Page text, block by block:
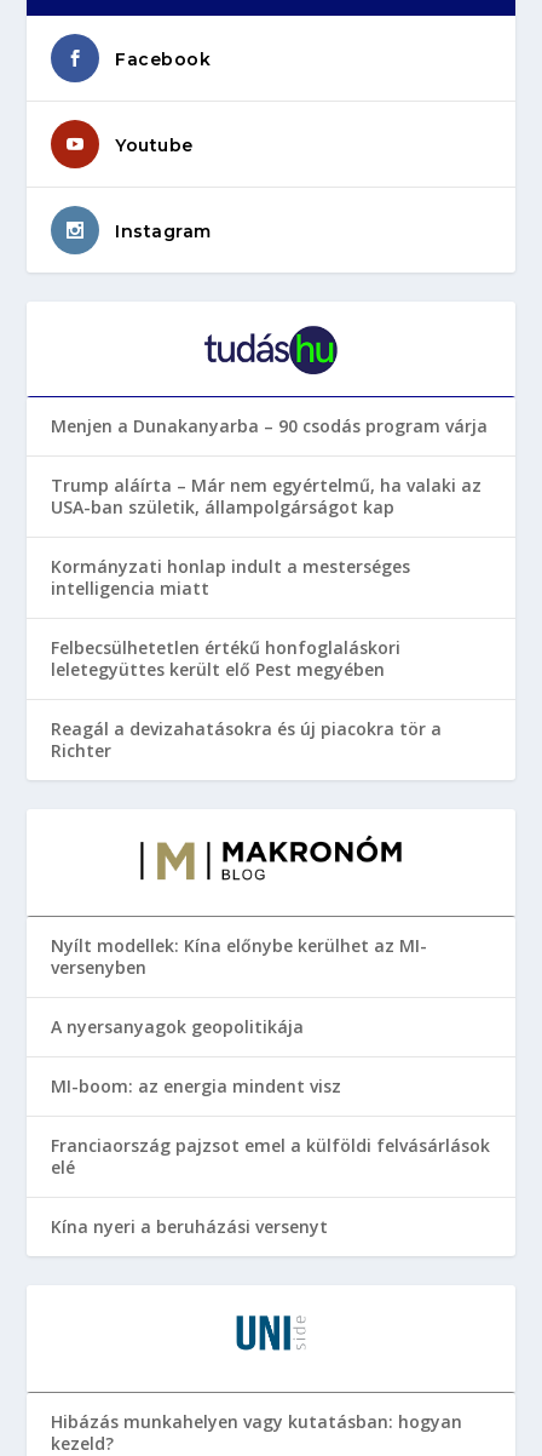
Facebook
Youtube
Instagram
Menjen a Dunakanyarba – 90 csodás program várja
Trump aláírta – Már nem egyértelmű, ha valaki az
USA-ban születik, állampolgárságot kap
Kormányzati honlap indult a mesterséges
intelligencia miatt
Felbecsülhetetlen értékű honfoglaláskori
leletegyüttes került elő Pest megyében
Reagál a devizahatásokra és új piacokra tör a
Richter
Nyílt modellek: Kína előnybe kerülhet az MI-
versenyben
A nyersanyagok geopolitikája
MI-boom: az energia mindent visz
Franciaország pajzsot emel a külföldi felvásárlások
elé
Kína nyeri a beruházási versenyt
Hibázás munkahelyen vagy kutatásban: hogyan
kezeld?